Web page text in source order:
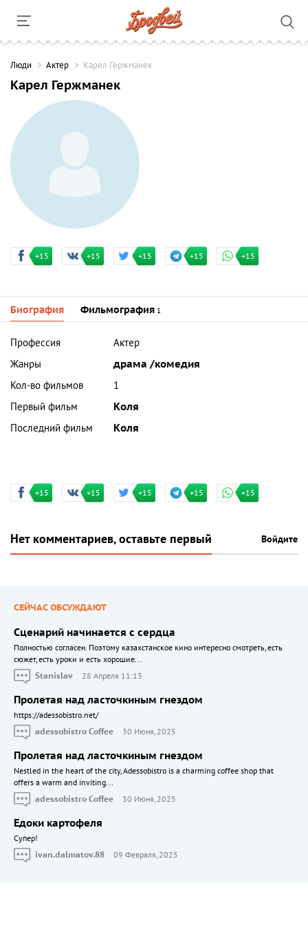
Люди Актер Карел Гержманек
Карел Гержманек
+15 +15 +15 +15 +15
Биография Фильмография 1
Профессия
Актер
Жанры
драма /комедия
Кол-во фильмов
1
Первый фильм
Коля
Последний фильм
Коля
+15 +15 +15 +15 +15
Нет комментариев, оставьте первый Войдите
СЕЙЧАС ОБСУЖДАЮТ
Сценарий начинается с сердца
Полностью согласен. Поэтому казахстанское кино интересно смотреть, есть
сюжет, есть уроки и есть хорошие...
Stanislav
28 Апреля 11:13
Пролетая над ласточкиным гнездом
https://adessobistro.net/
adessobistro Coffee
30 Июня, 2025
Пролетая над ласточкиным гнездом
Nestled in the heart of the city, Adessobistro is a charming coffee shop that
offers a warm and inviting...
adessobistro Coffee
30 Июня, 2025
Едоки картофеля
Cупер!
ivan.dalmatov.88
09 Февраля, 2025